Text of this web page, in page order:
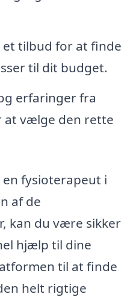
et tilbud for at finde
til dit budget.
erfaringer fra
at vælge den rette
fysioterapeut i
af de
kan du være sikker
hjælp til dine
til at finde
helt rigtige